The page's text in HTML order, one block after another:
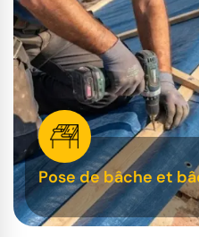
Pose de bâche et